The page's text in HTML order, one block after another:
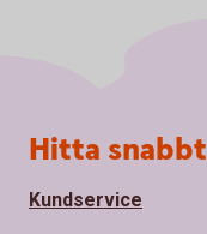
Sidfot
Hitta snabbt
Kundservice